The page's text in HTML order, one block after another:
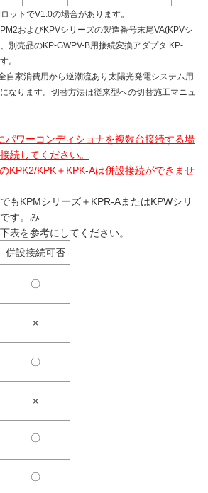
ットでV1.0の場合があります。
およびKPVシリーズの製造番号末尾VA(KPVシ
別売品のKP-GWPV-B用接続変換アダプタ KP-
。
自家消費用から逆潮流あり太陽光発電システム用
なります。切替方法は従来型への切替施工マニュ
パワーコンディショナを複数台接続する場
続してください。
KPK2/KPK＋KPK-Aは併設接続ができませ
もKPMシリーズ＋KPR-AまたはKPWシリ
す。み
表を参考にしてください。
併設接続可否
〇
×
〇
×
〇
〇